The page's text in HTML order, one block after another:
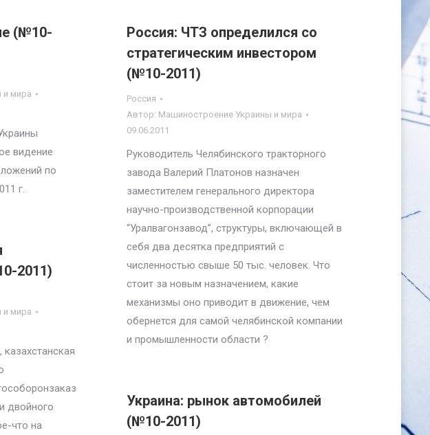
(№10-
и мира
видение
по
г.
Россия: ЧТЗ определился со
стратегическим инвестором
(№10-2011)
Россия
Автор: Машиностроение Украины и мира
09.06.2011
Руководитель Челябинского тракторного
завода Валерий Платонов назначен
заместителем генерального директора
научно-производственной корпорации
“Уралвагонзавод”, структуры, включающей в
себя два десятка предприятий с
численностью свыше 50 тыс. человек. Что
стоит за новым назначением, какие
механизмы оно приводит в движение, чем
обернется для самой челябинской компании
и промышленности области ?
2011)
и мира
двойного
что на
Украина: рынок автомобилей
(№10-2011)